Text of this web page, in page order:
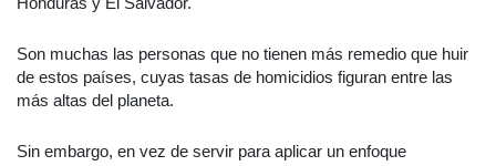
Son muchas las personas que no tienen más remedio que huir
de estos países, cuyas tasas de homicidios figuran entre las
más altas del planeta.
Sin embargo, en vez de servir para aplicar un enfoque